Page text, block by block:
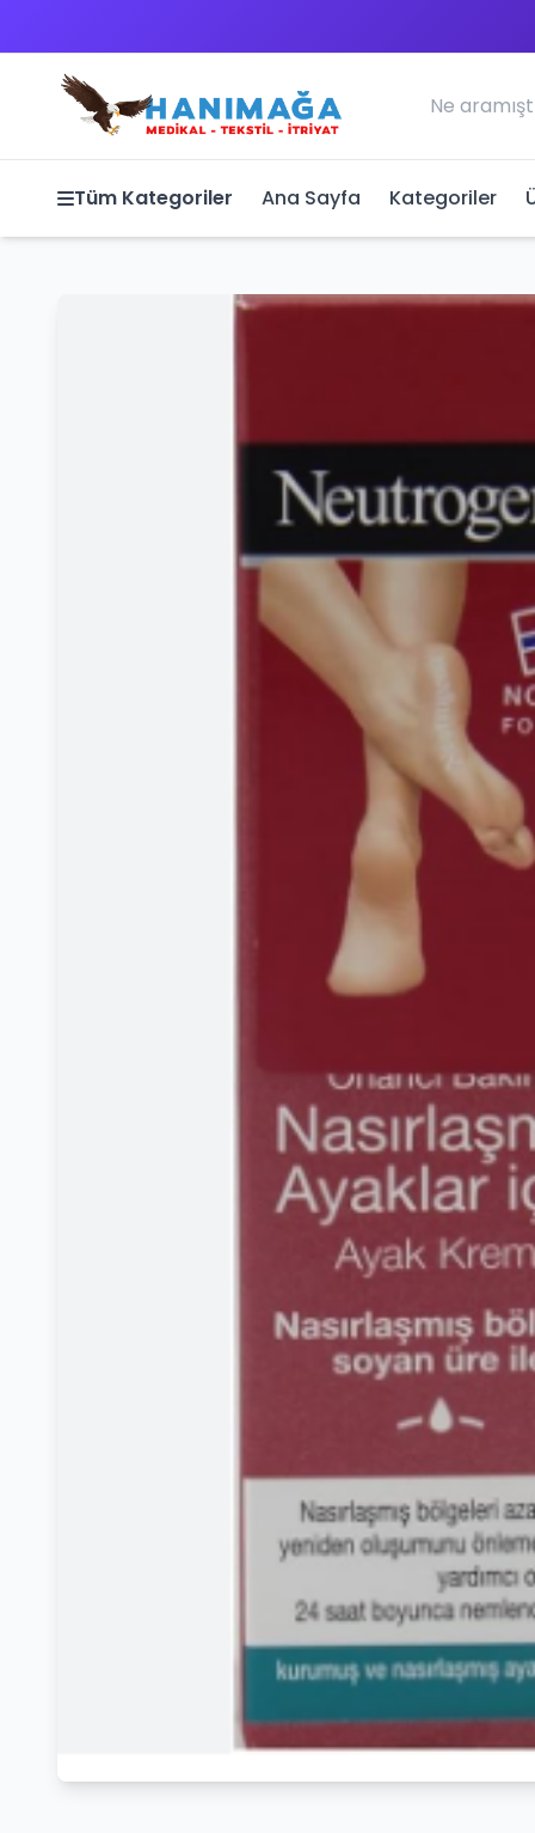
Tüm Kategoriler Ana Sayfa Kategoriler